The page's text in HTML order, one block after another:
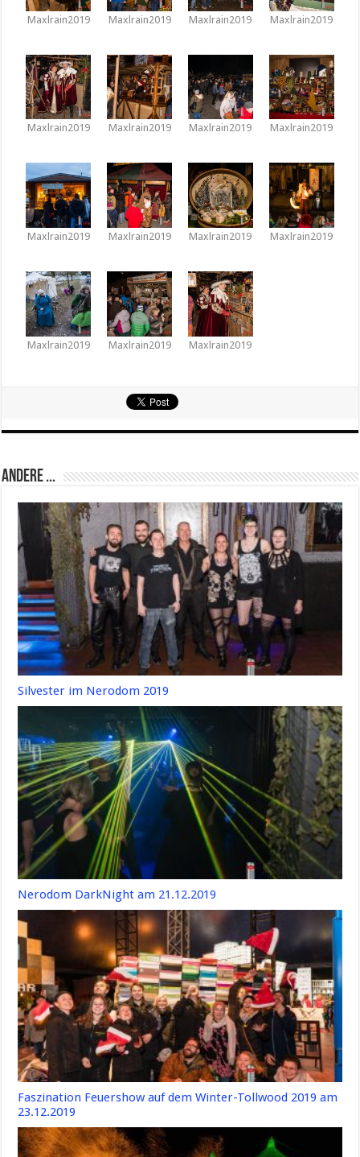
Maxlrain2019 Maxlrain2019 Maxlrain2019 Maxlrain2019
Maxlrain2019 Maxlrain2019 Maxlrain2019 Maxlrain2019
Maxlrain2019 Maxlrain2019 Maxlrain2019 Maxlrain2019
Maxlrain2019 Maxlrain2019 Maxlrain2019
Andere ...
Silvester im Nerodom 2019
Nerodom DarkNight am 21.12.2019
Faszination Feuershow auf dem Winter-Tollwood 2019 am
23.12.2019